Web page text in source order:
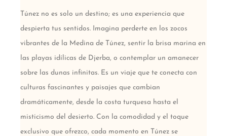
Túnez no es solo un destino; es una experiencia que
despierta tus sentidos. Imagina perderte en los zocos
vibrantes de la Medina de Túnez, sentir la brisa marina en
las playas idílicas de Djerba, o contemplar un amanecer
sobre las dunas infinitas. Es un viaje que te conecta con
culturas fascinantes y paisajes que cambian
dramáticamente, desde la costa turquesa hasta el
misticismo del desierto. Con la comodidad y el toque
exclusivo que ofrezco, cada momento en Túnez se